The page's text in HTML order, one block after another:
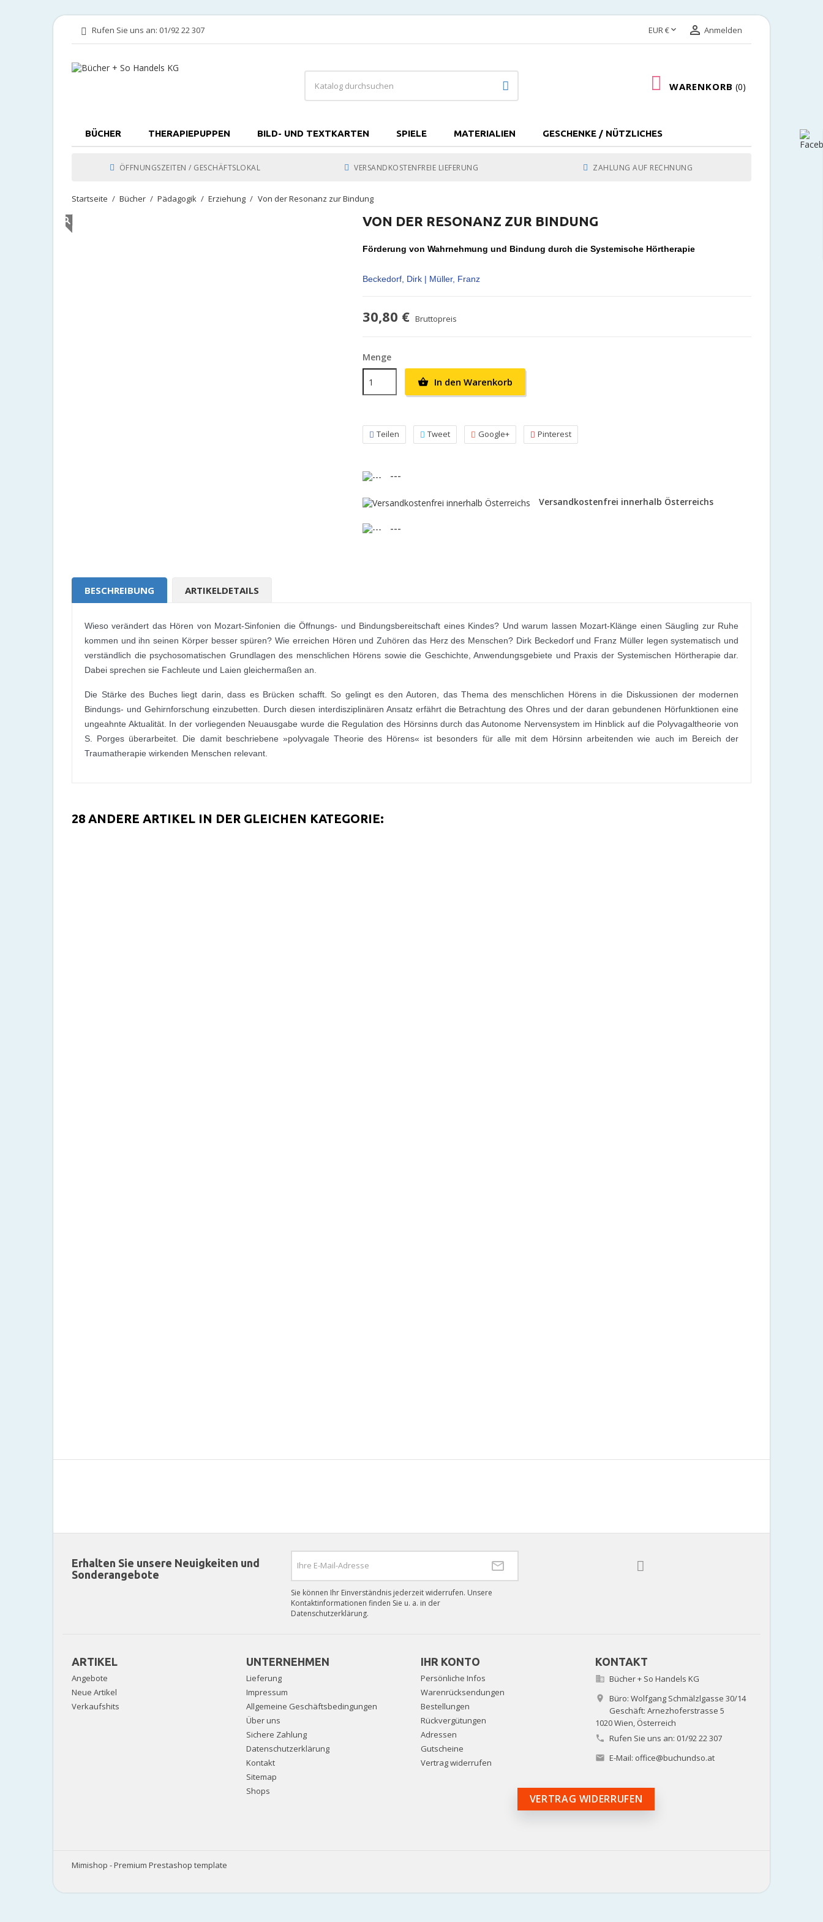
Rufen Sie uns an: 01/92 22 307 EUR €  Anmelden
WARENKORB 0
BÜCHER THERAPIEPUPPEN BILD- UND TEXTKARTEN SPIELE MATERIALIEN GESCHENKE / NÜTZLICHES
ÖFFNUNGSZEITEN / GESCHÄFTSLOKAL VERSANDKOSTENFREIE LIEFERUNG ZAHLUNG AUF RECHNUNG
Startseite Bücher Pädagogik Erziehung Von der Resonanz zur Bindung
VON DER RESONANZ ZUR BINDUNG
Förderung von Wahrnehmung und Bindung durch die Systemische Hörtherapie
Beckedorf, Dirk | Müller, Franz
30,80 € Bruttopreis
Menge
 In den Warenkorb
Teilen Tweet Google+ Pinterest
---
Versandkostenfrei innerhalb Österreichs
---
BESCHREIBUNG ARTIKELDETAILS
Wieso verändert das Hören von Mozart-Sinfonien die Öffnungs- und Bindungsbereitschaft eines Kindes? Und warum lassen Mozart-Klänge einen Säugling zur Ruhe
kommen und ihn seinen Körper besser spüren? Wie erreichen Hören und Zuhören das Herz des Menschen? Dirk Beckedorf und Franz Müller legen systematisch und
verständlich die psychosomatischen Grundlagen des menschlichen Hörens sowie die Geschichte, Anwendungsgebiete und Praxis der Systemischen Hörtherapie dar.
Dabei sprechen sie Fachleute und Laien gleichermaßen an.
Die Stärke des Buches liegt darin, dass es Brücken schafft. So gelingt es den Autoren, das Thema des menschlichen Hörens in die Diskussionen der modernen
Bindungs- und Gehirnforschung einzubetten. Durch diesen interdisziplinären Ansatz erfährt die Betrachtung des Ohres und der daran gebundenen Hörfunktionen eine
ungeahnte Aktualität. In der vorliegenden Neuausgabe wurde die Regulation des Hörsinns durch das Autonome Nervensystem im Hinblick auf die Polyvagaltheorie von
S. Porges überarbeitet. Die damit beschriebene »polyvagale Theorie des Hörens« ist besonders für alle mit dem Hörsinn arbeitenden wie auch im Bereich der
Traumatherapie wirkenden Menschen relevant.
28 ANDERE ARTIKEL IN DER GLEICHEN KATEGORIE:
Erhalten Sie unsere Neuigkeiten und
Sonderangebote
Sie können Ihr Einverständnis jederzeit widerrufen. Unsere
Kontaktinformationen finden Sie u. a. in der
Datenschutzerklärung.
ARTIKEL
Angebote
Neue Artikel
Verkaufshits
UNTERNEHMEN
Lieferung
Impressum
Allgemeine Geschäftsbedingungen
Über uns
Sichere Zahlung
Datenschutzerklärung
Kontakt
Sitemap
Shops
IHR KONTO
Persönliche Infos
Warenrücksendungen
Bestellungen
Rückvergütungen
Adressen
Gutscheine
Vertrag widerrufen
KONTAKT
 Bücher + So Handels KG

Büro: Wolfgang Schmälzlgasse 30/14
Geschäft: Arnezhoferstrasse 5
1020 Wien, Österreich
 Rufen Sie uns an: 01/92 22 307
 E-Mail: office@buchundso.at
VERTRAG WIDERRUFEN
Mimishop - Premium Prestashop template